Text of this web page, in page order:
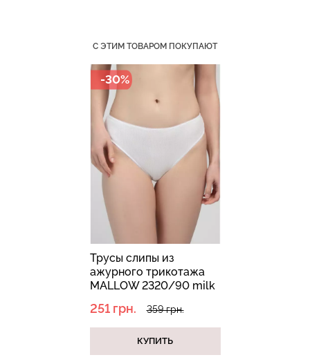
С ЭТИМ ТОВАРОМ ПОКУПАЮТ
-30%
Трусы слипы из
ажурного трикотажа
MALLOW 2320/90 milk
251 грн. 359 грн.
КУПИТЬ
Бесшовные стринги
Топ на бретелях в рубчик
(белый) Giulia
299 грн.
499 грн.
Бесшовный топ с легкой
Бесшовные трусы слипы